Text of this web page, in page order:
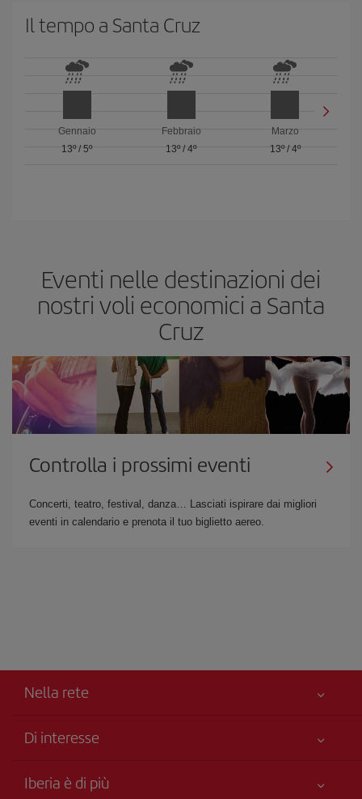
Il tempo a Santa Cruz
Gennaio
13º/5º
Febbraio
13º/ 4º
Marzo
13º/ 4º
Eventi nelle destinazioni dei
nostri voli economici a Santa
Cruz
Controlla i prossimi eventi
Concerti, teatro, festival, danza… Lasciati ispirare dai migliori
eventi in calendario e prenota il tuo biglietto aereo.
Nella rete
Di interesse
La Sua sicurezza è una priorità
Iberia è di più